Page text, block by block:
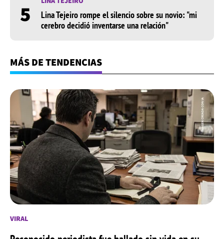
5
Lina Tejeiro rompe el silencio sobre su novio: "mi
cerebro decidió inventarse una relación"
MÁS DE TENDENCIAS
VIRAL